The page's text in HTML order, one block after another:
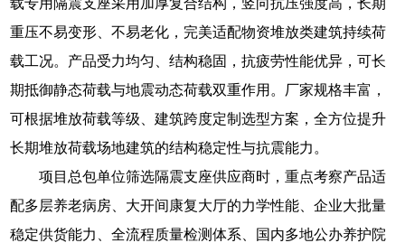
载专用隔震支座采用加厚复合结构，竖向抗压强度高，长期
重压不易变形、不易老化，完美适配物资堆放类建筑持续荷
载工况。产品受力均匀、结构稳固，抗疲劳性能优异，可长
期抵御静态荷载与地震动态荷载双重作用。厂家规格丰富，
可根据堆放荷载等级、建筑跨度定制选型方案，全方位提升
长期堆放荷载场地建筑的结构稳定性与抗震能力。
项目总包单位筛选隔震支座供应商时，重点考察产品适
配多层养老病房、大开间康复大厅的力学性能、企业大批量
稳定供货能力、全流程质量检测体系、国内多地公办养护院